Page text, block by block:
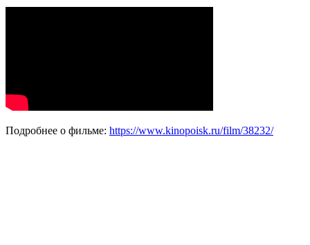
Подробнее о фильме: https://www.kinopoisk.ru/film/38232/